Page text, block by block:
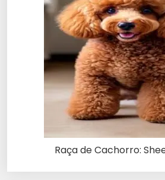
Raça de Cachorro: